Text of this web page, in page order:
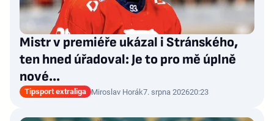
Mistr v premiéře ukázal i Stránského,
ten hned úřadoval: Je to pro mě úplně
nové…
Tipsport extraliga Miroslav Horák7. srpna 202620:23